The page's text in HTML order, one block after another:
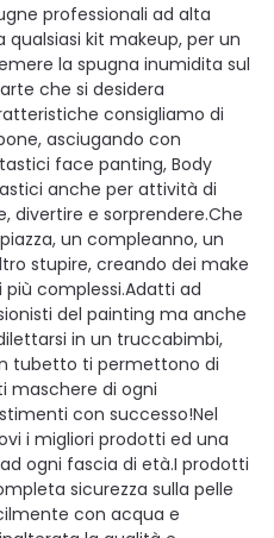
professionali ad alta
kit makeup, per un
la spugna inumidita sul
che si desidera
consigliamo di
asciugando con
face panting, Body
anche per attività di
divertire e sorprendere.Che
un compleanno, un
stupire, creando dei make
complessi.Adatti ad
del painting ma anche
in un truccabimbi,
tubetto ti permettono di
maschere di ogni
con successo!Nel
i migliori prodotti ed una
ogni fascia di età.I prodotti
sicurezza sulla pelle
con acqua e